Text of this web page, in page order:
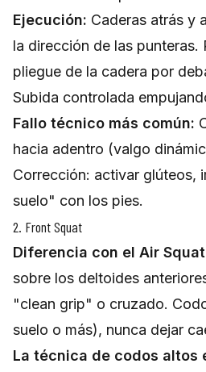
Ejecución: Caderas atrás y
la dirección de las punteras.
pliegue de la cadera por
Subida controlada
Fallo técnico más común:
hacia adentro (valgo
Corrección: activar glúteos,
suelo" con los pies.
2. Front Squat
Diferencia con el Air
sobre los deltoides
"clean grip" o cruzado.
suelo o más), nunca dejar
La técnica de codos altos